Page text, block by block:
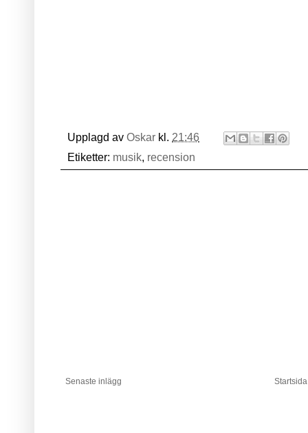
Upplagd av Oskar kl. 21:46
Etiketter: musik, recension
Senaste inlägg Startsida